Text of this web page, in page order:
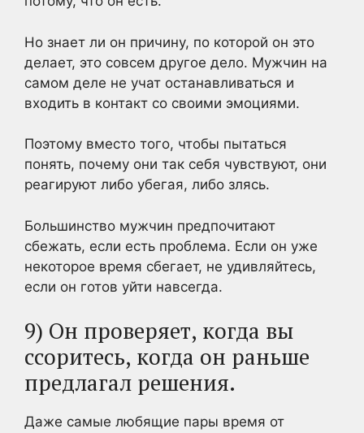
Но знает ли он причину, по которой он это
делает, это совсем другое дело. Мужчин на
самом деле не учат останавливаться и
входить в контакт со своими эмоциями.
Поэтому вместо того, чтобы пытаться
понять, почему они так себя чувствуют, они
реагируют либо убегая, либо злясь.
Большинство мужчин предпочитают
сбежать, если есть проблема. Если он уже
некоторое время сбегает, не удивляйтесь,
если он готов уйти навсегда.
9) Он проверяет, когда вы
ссоритесь, когда он раньше
предлагал решения.
Даже самые любящие пары время от